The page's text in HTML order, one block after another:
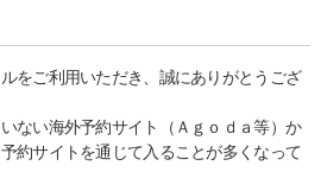
をご利用いただき、誠にありがとうござ
ない海外予約サイト（Ａｇｏｄａ等）か
約サイトを通じて入ることが多くなって